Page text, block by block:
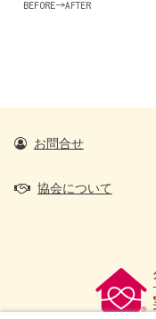
BEFORE→AFTER
お問合せ
協会について